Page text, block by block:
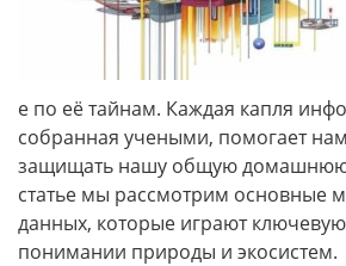
е по её тайнам. Каждая капля
собранная учеными, помогает
защищать нашу общую домашнюю
статье мы рассмотрим основные
данных, которые играют
понимании природы и экосистем.